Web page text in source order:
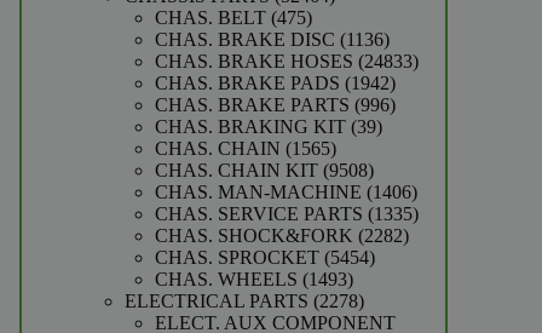
CHAS. BELT 475475
producten
CHAS. BRAKE DISC 11361136
producten
CHAS. BRAKE HOSES 2483324833
CHAS. BRAKE PADS 19421942
producten
CHAS. BRAKE PARTS 996996
CHAS. BRAKING KIT 3939
CHAS. CHAIN 15651565
producten
CHAS. CHAIN KIT 95089508
producten
CHAS. MAN-MACHINE 14061406
producten
CHAS. SERVICE PARTS 13351335
CHAS. SHOCK&FORK 22822282
CHAS. SPROCKET 54545454
CHAS. WHEELS 14931493
producten
ELECTRICAL PARTS 22782278
producten
ELECT. AUX COMPONENT